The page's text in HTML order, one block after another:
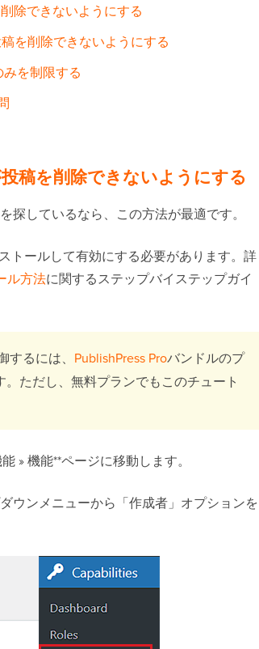
除できないようにする
を削除できないようにする
を制限する
稿を削除できないようにする
しているなら、この方法が最適です。
トールして有効にする必要があります。詳
ル方法に関するステップバイステップガイ
るには、 PublishPress Proバンドルのプ
ただし、無料プランでもこのチュート
» 機能**ページに移動します。
ウンメニューから「作成者」オプションを